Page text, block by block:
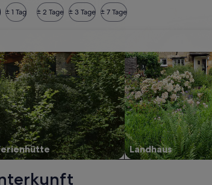
± 1 Tag ± 2 Tage ± 3 Tage ± 7 Tage
Landhaus